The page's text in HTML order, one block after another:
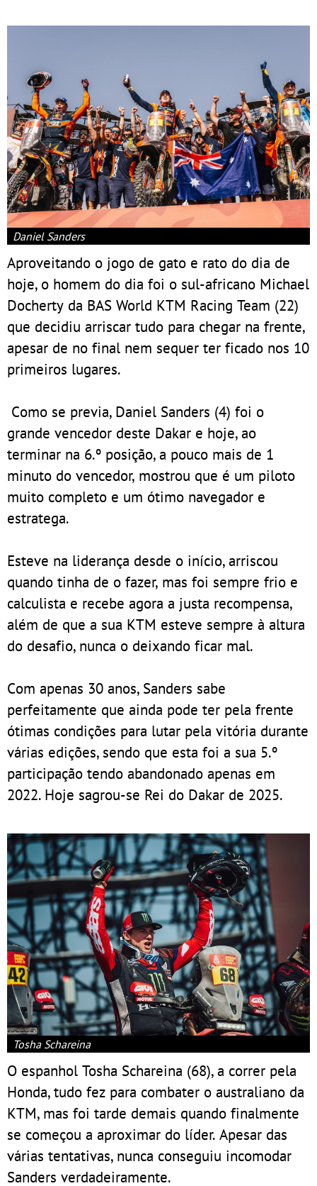
Daniel Sanders
Aproveitando o jogo de gato e rato do dia de
hoje, o homem do dia foi o sul-africano Michael
Docherty da BAS World KTM Racing Team (22)
que decidiu arriscar tudo para chegar na frente,
apesar de no final nem sequer ter ficado nos 10
primeiros lugares.
Como se previa, Daniel Sanders (4) foi o
grande vencedor deste Dakar e hoje, ao
terminar na 6.º posição, a pouco mais de 1
minuto do vencedor, mostrou que é um piloto
muito completo e um ótimo navegador e
estratega.
Esteve na liderança desde o início, arriscou
quando tinha de o fazer, mas foi sempre frio e
calculista e recebe agora a justa recompensa,
além de que a sua KTM esteve sempre à altura
do desafio, nunca o deixando ficar mal.
Com apenas 30 anos, Sanders sabe
perfeitamente que ainda pode ter pela frente
ótimas condições para lutar pela vitória durante
várias edições, sendo que esta foi a sua 5.º
participação tendo abandonado apenas em
2022. Hoje sagrou-se Rei do Dakar de 2025.
Tosha Schareina
O espanhol Tosha Schareina (68), a correr pela
Honda, tudo fez para combater o australiano da
KTM, mas foi tarde demais quando finalmente
se começou a aproximar do líder. Apesar das
várias tentativas, nunca conseguiu incomodar
Sanders verdadeiramente.